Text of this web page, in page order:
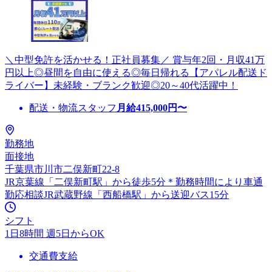
＼中型免許を活かせる！正社員募集／ 賞与年2回・月収41万
円以上◎昼間を自由に使える◎毎日帰れる【アパレル配送ド
ライバー】未経験・ブランク歓迎◎20～40代活躍中！
配送・物流スタッフ 月給415,000円〜
勤務地
面接地
千葉県市川市二俣新町22-8
JR京葉線「二俣新町駅」から徒歩5分＊勤務時間により車通
勤応相談JR武蔵野線「西船橋駅」から送迎バス15分
シフト
1日8時間 週5日からOK
交通費支給